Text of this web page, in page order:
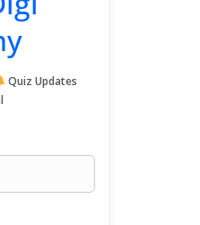
Quiz Updates